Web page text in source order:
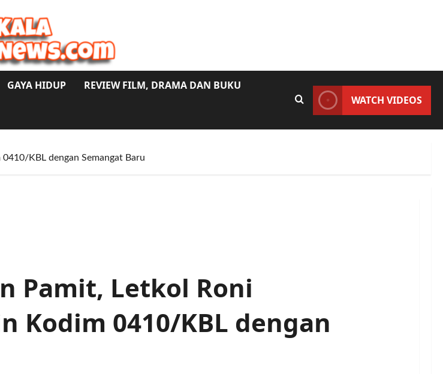
GAYA HIDUP REVIEW FILM, DRAMA DAN BUKU
WATCH VIDEOS
KBL dengan Semangat Baru
Pamit, Letkol Roni
Kodim 0410/KBL dengan